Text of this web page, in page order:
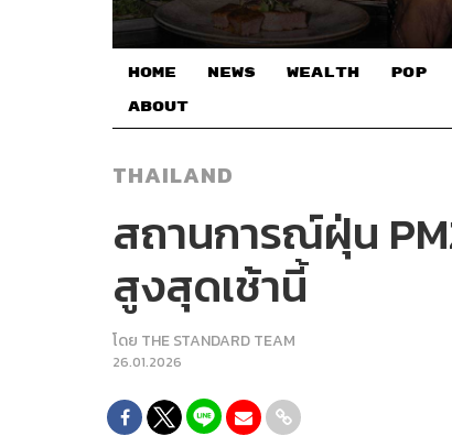
HOME NEWS WEALTH POP
ABOUT
THAILAND
สถานการณ์ฝุ่น
สูงสุดเช้านี้
โดย THE STANDARD TEAM
26.01.2026